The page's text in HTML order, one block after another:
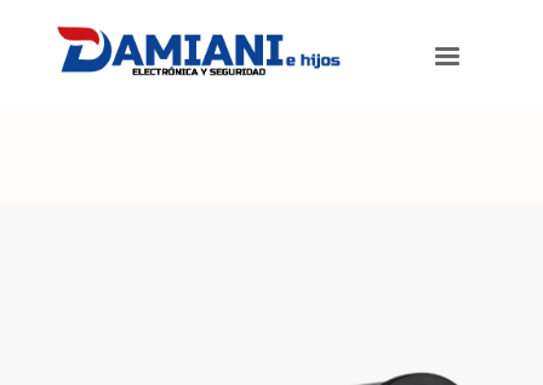
exterior. Lente 2.8mm. 20 metros